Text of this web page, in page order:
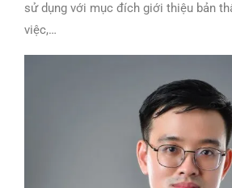
sử dụng với mục đích giới thiệu bản
việc,…